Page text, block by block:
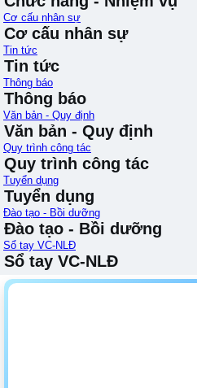
Cơ cấu nhân sự
Cơ cấu nhân sự
Tin tức
Tin tức
Thông báo
Thông báo
Văn bản - Quy định
Văn bản - Quy định
Quy trình công tác
Quy trình công tác
Tuyển dụng
Tuyển dụng
Đào tạo - Bồi dưỡng
Đào tạo - Bồi dưỡng
Sổ tay VC-NLĐ
Sổ tay VC-NLĐ